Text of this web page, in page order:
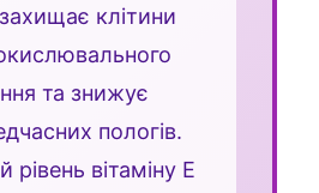
клітини
та знижує
пологів.
рівень вітаміну Е